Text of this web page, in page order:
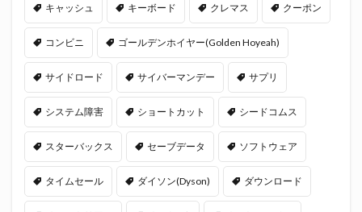
キャッシュ キーボード クレマス クーポン
コンビニ ゴールデンホイヤー(Golden Hoyeah)
サイドロード サイバーマンデー サプリ
システム障害 ショートカット シードコムス
スターバックス セーブデータ ソフトウェア
タイムセール ダイソン(Dyson) ダウンロード